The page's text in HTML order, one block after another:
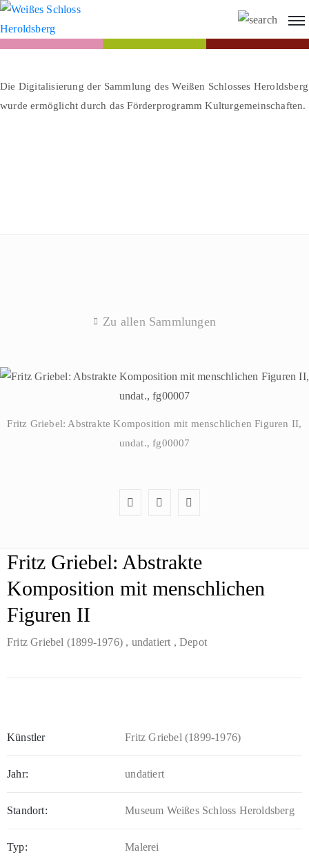
Die Digitalisierung der Sammlung des Weißen Schlosses Heroldsberg
wurde ermöglicht durch das Förderprogramm Kulturgemeinschaften.
Zu allen Sammlungen
Fritz Griebel: Abstrakte Komposition mit menschlichen Figuren II,
undat., fg00007
Fritz Griebel: Abstrakte
Komposition mit menschlichen
Figuren II
Fritz Griebel (1899-1976) , undatiert , Depot
Künstler Fritz Griebel (1899-1976)
Jahr: undatiert
Standort: Museum Weißes Schloss Heroldsberg
Typ: Malerei